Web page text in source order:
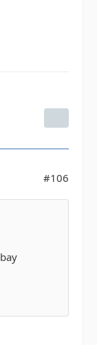
#106